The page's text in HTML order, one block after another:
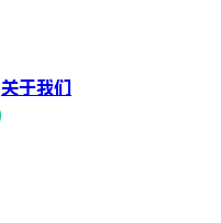
关于我们